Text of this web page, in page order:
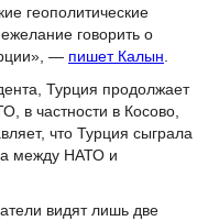
геополитические
говорить о
— пишет Калын.
Турция продолжает
в частности в Косово,
что Турция сыграла
между НАТО и
видят лишь две